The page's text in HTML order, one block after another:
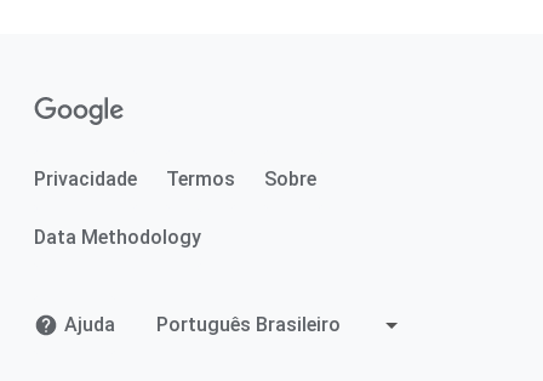
Privacidade Termos Sobre
Data Methodology
Ajuda